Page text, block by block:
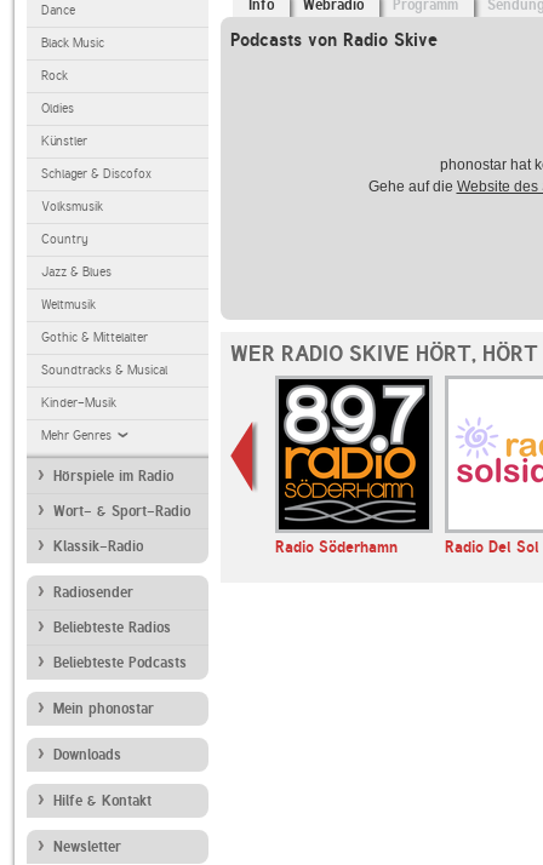
Dance
Black Music
Rock
Oldies
Künstler
Schlager & Discofox
Volksmusik
Country
Jazz & Blues
Weltmusik
Gothic & Mittelalter
Soundtracks & Musical
Kinder-Musik
Mehr Genres
Hörspiele im Radio
Wort- & Sport-Radio
Klassik-Radio
Radiosender
Beliebteste Radios
Beliebteste Podcasts
Mein phonostar
Downloads
Hilfe & Kontakt
Newsletter
Info Webradio Programm
Podcasts von Radio Skive
phonostar hat
Gehe auf die Website des
WER RADIO SKIVE HÖRT,
104.6 RTL Radio Söderhamn Radio Del Sol